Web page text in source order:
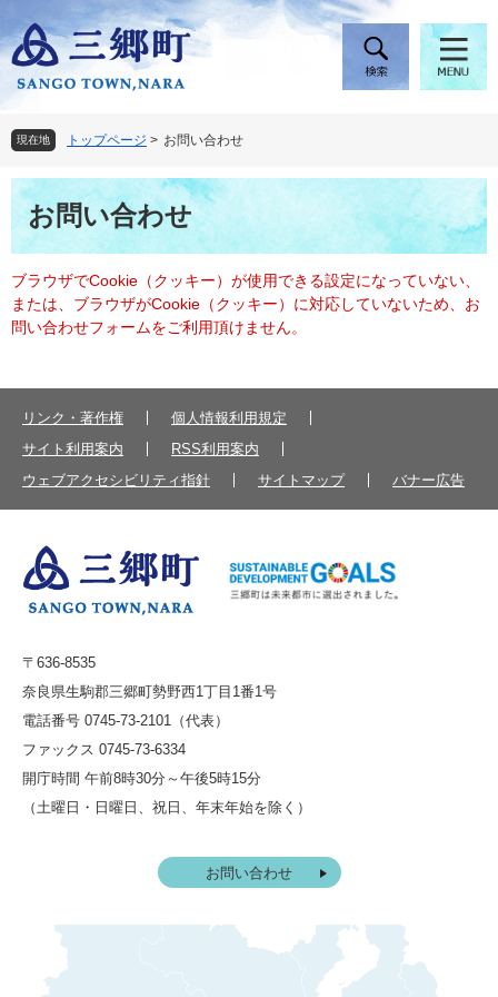
ー
ジ
頭
で
す
ニ
ュ
飛
ば
し
現在地 トップページ > お問い合わせ
本
文お問い合わせ
ブラウザでCookie（クッキー）が使用できる設定になっていない、
または、ブラウザがCookie（クッキー）に対応していないため、お
問い合わせフォームをご利用頂けません。
リンク・著作権
個人情報利用規定
サイト利用案内
RSS利用案内
ウェブアクセシビリティ指針
サイトマップ バナー広告
〒636-8535
奈良県生駒郡三郷町勢野西1丁目1番1号
電話番号 0745-73-2101（代表）
ファックス 0745-73-6334
開庁時間 午前8時30分～午後5時15分
（土曜日・日曜日、祝日、年末年始を除く）
お問い合わせ